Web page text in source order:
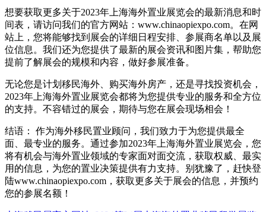
想要获取更多关于2023年上海海外置业展览会的最新消息和时
间表，请访问我们的官方网站：www.chinaopiexpo.com。在网
站上，您将能够找到展会的详细日程安排、参展商名单以及展
位信息。我们还为您提供了最新的展会资讯和图片集，帮助您
提前了解展会的规模和内容，做好参展准备。
无论您是计划移民海外、购买海外房产，还是寻找投资机会，
2023年上海海外置业展览会都将为您提供专业的服务和全方位
的支持。不容错过的展会，期待与您在展会现场相会！
结语： 作为海外移民置业顾问，我们致力于为您提供最全
面、最专业的服务。通过参加2023年上海海外置业展览会，您
将有机会与海外置业领域的专家面对面交流，获取权威、最实
用的信息，为您的置业决策提供有力支持。别犹豫了，赶快登
陆www.chinaopiexpo.com，获取更多关于展会的信息，并预约
您的参展名额！